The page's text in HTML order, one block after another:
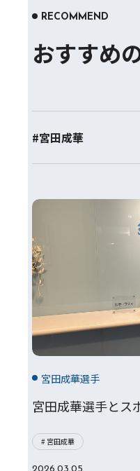
RECOMMEND
おすすめ
#宮田成華
宮田成華選手
宮田成華選手とス
# 宮田成華